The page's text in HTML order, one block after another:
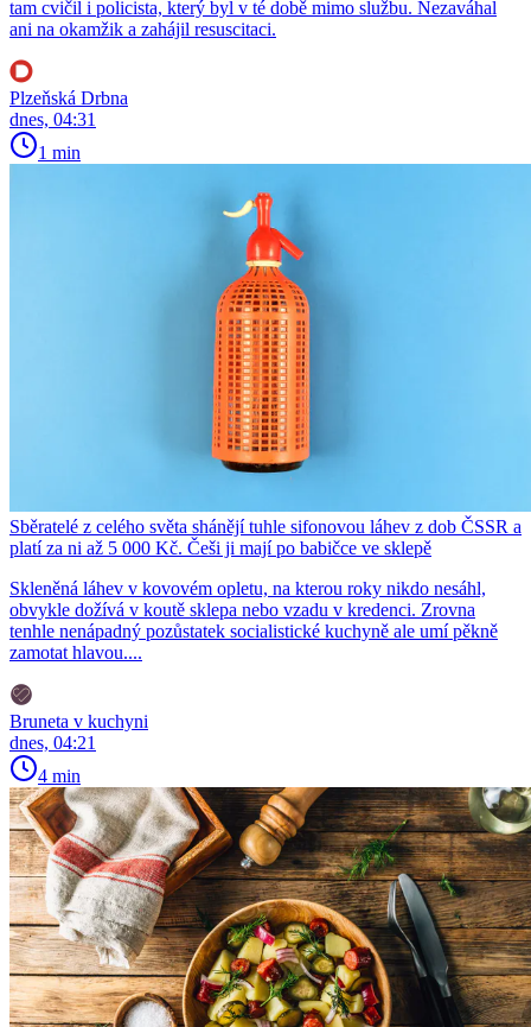
tam cvičil i policista, který byl v té době mimo službu. Nezaváhal
ani na okamžik a zahájil resuscitaci.
Plzeňská Drbna
dnes, 04:31
1 min
Sběratelé z celého světa shánějí tuhle sifonovou láhev z dob ČSSR a
platí za ni až 5 000 Kč. Češi ji mají po babičce ve sklepě
Skleněná láhev v kovovém opletu, na kterou roky nikdo nesáhl,
obvykle dožívá v koutě sklepa nebo vzadu v kredenci. Zrovna
tenhle nenápadný pozůstatek socialistické kuchyně ale umí pěkně
zamotat hlavou....
Bruneta v kuchyni
dnes, 04:21
4 min